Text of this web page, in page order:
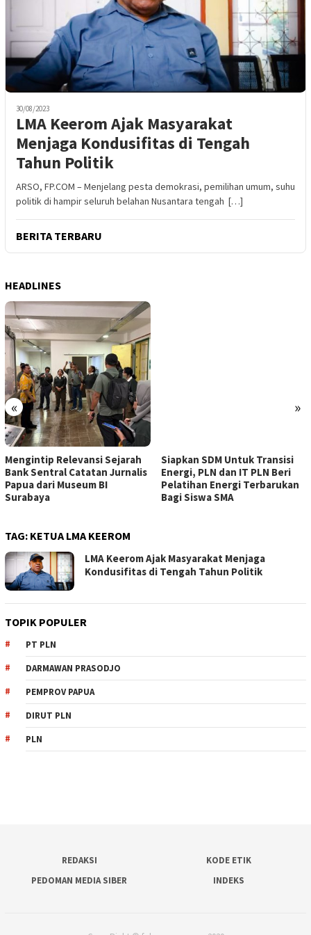
30/08/2023
LMA Keerom Ajak Masyarakat
Menjaga Kondusifitas di Tengah
Tahun Politik
ARSO, FP.COM – Menjelang pesta demokrasi, pemilihan umum, suhu
politik di hampir seluruh belahan Nusantara tengah […]
BERITA TERBARU
HEADLINES
« »
Mengintip Relevansi Sejarah
Bank Sentral Catatan Jurnalis
Papua dari Museum BI
Surabaya
Siapkan SDM Untuk Transisi
Energi, PLN dan IT PLN Beri
Pelatihan Energi Terbarukan
Bagi Siswa SMA
TAG: KETUA LMA KEEROM
LMA Keerom Ajak Masyarakat Menjaga
Kondusifitas di Tengah Tahun Politik
TOPIK POPULER
PT PLN
DARMAWAN PRASODJO
PEMPROV PAPUA
DIRUT PLN
PLN
REDAKSI
KODE ETIK
PEDOMAN MEDIA SIBER
INDEKS